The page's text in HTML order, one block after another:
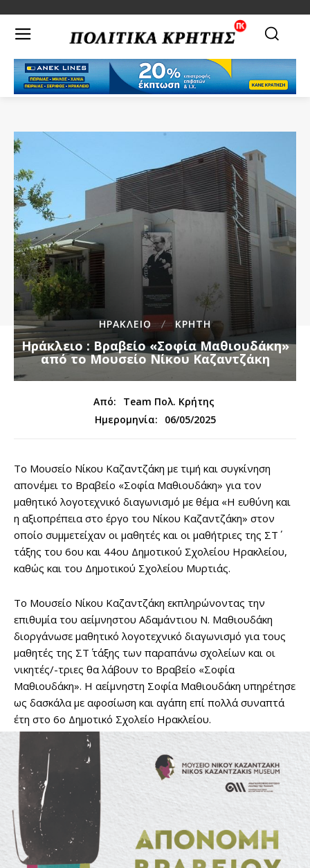
ΗΡΑΚΛΕΙΟ ΚΡΗΤΗ
Hράκλειο : Βραβείο «Σοφία Μαθιουδάκη»
από το Μουσείο Νίκου Καζαντζάκη
Από:
Team Πολ. Κρήτης
Ημερομηνία:
06/05/2025
Το Μουσείο Νίκου Καζαντζάκη με τιμή και συγκίνηση
απονέμει το Βραβείο «Σοφία Μαθιουδάκη» για τον
μαθητικό λογοτεχνικό διαγωνισμό με θέμα «Η ευθύνη και
η αξιοπρέπεια στο έργο του Νίκου Καζαντζάκη» στον
οποίο συμμετείχαν οι μαθητές και οι μαθήτριες της ΣΤ΄
τάξης του 6ου και 44ου Δημοτικού Σχολείου Ηρακλείου,
καθώς και του Δημοτικού Σχολείου Μυρτιάς.
Το Μουσείο Νίκου Καζαντζάκη εκπληρώνοντας την
επιθυμία του αείμνηστου Αδαμάντιου Ν. Μαθιουδάκη
διοργάνωσε μαθητικό λογοτεχνικό διαγωνισμό για τους
μαθητές της ΣΤ΄ τάξης των παραπάνω σχολείων και οι
νικητές/-τριες θα λάβουν το Βραβείο «Σοφία
Μαθιουδάκη». Η αείμνηστη Σοφία Μαθιουδάκη υπηρέτησε
ως δασκάλα με αφοσίωση και αγάπη επί πολλά συναπτά
έτη στο 6ο Δημοτικό Σχολείο Ηρακλείου.